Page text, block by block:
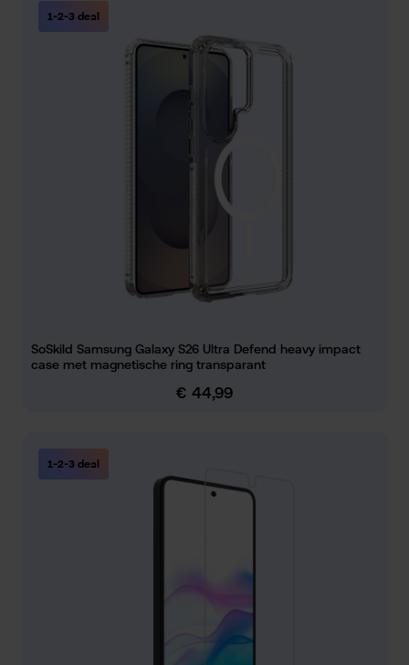
1-2-3 deal
SoSkild Samsung Galaxy S26 Ultra Defend heavy impact
case met magnetische ring transparant
Normale prijs:
€ 44,99
1-2-3 deal